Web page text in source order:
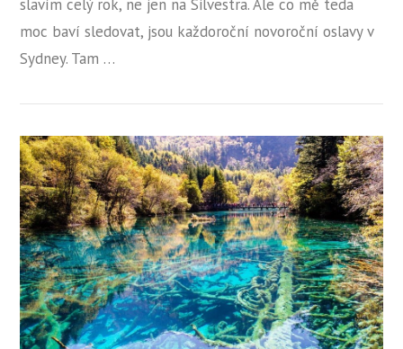
ZOBRAZIT PŘÍSPĚVEK
slavím celý rok, ne jen na Silvestra. Ale co mě teda
moc baví sledovat, jsou každoroční novoroční oslavy v
Sydney. Tam …